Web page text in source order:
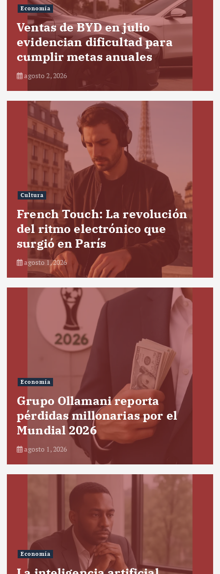
Economía
Ventas de BYD en julio
evidencian dificultad para
cumplir metas anuales
agosto 2, 2026
Cultura
French Touch: La revolución
del ritmo electrónico que
surgió en París
agosto 1, 2026
Economía
Grupo Ollamani reporta
pérdidas millonarias por el
Mundial 2026
agosto 1, 2026
Economía